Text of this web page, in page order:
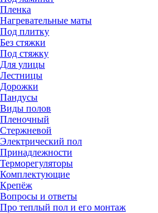
Пленка
Нагревательные маты
Под плитку
Без стяжки
Под стяжку
Для улицы
Лестницы
Дорожки
Пандусы
Виды полов
Пленочный
Стержневой
Электрический пол
Принадлежности
Терморегуляторы
Комплектующие
Крепёж
Вопросы и ответы
Про теплый пол и его монтаж